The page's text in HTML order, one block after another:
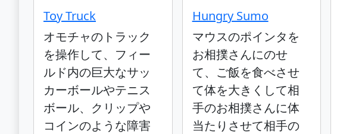
Toy Truck
オモチャのトラック
を操作して、フィー
ルド内の巨大なサッ
カーボールやテニス
ボール、クリップや
コインのような障害
Hungry Sumo
マウスのポインタを
お相撲さんにのせ
て、ご飯を食べさせ
て体を大きくして相
手のお相撲さんに体
当たりさせて相手の